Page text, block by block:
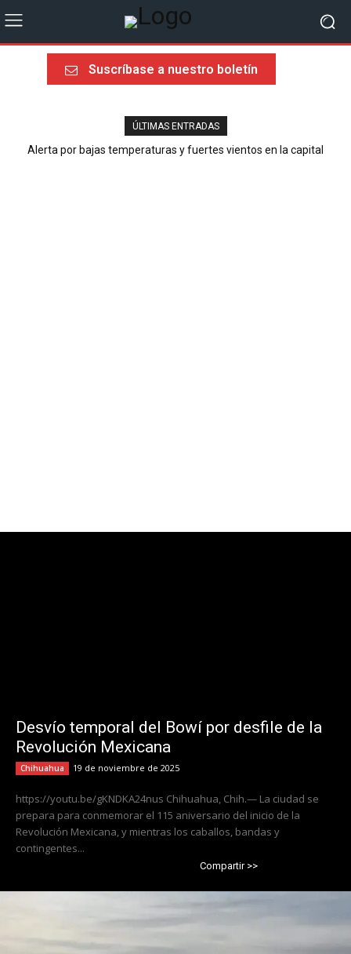
Suscríbase a nuestro boletín
ÚLTIMAS ENTRADAS
Alerta por bajas temperaturas y fuertes vientos en la capital
Desvío temporal del Bowí por desfile de la
Revolución Mexicana
Chihuahua 19 de noviembre de 2025
https://youtu.be/gKNDKA24nus Chihuahua, Chih.— La ciudad se
prepara para conmemorar el 115 aniversario del inicio de la
Revolución Mexicana, y mientras los caballos, bandas y
contingentes...
Compartir >>